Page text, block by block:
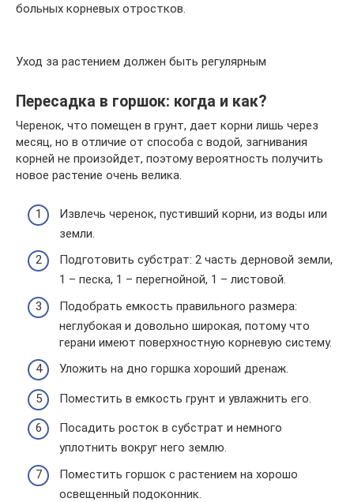
больных корневых отростков.
Уход за растением должен быть регулярным
Пересадка в горшок: когда и как?
Черенок, что помещен в грунт, дает корни лишь через
месяц, но в отличие от способа с водой, загнивания
корней не произойдет, поэтому вероятность получить
новое растение очень велика.
Извлечь черенок, пустивший корни, из воды или
земли.
Подготовить субстрат: 2 часть дерновой земли,
1 – песка, 1 – перегнойной, 1 – листовой.
Подобрать емкость правильного размера:
неглубокая и довольно широкая, потому что
герани имеют поверхностную корневую систему.
Уложить на дно горшка хороший дренаж.
Поместить в емкость грунт и увлажнить его.
Посадить росток в субстрат и немного
уплотнить вокруг него землю.
Поместить горшок с растением на хорошо
освещенный подоконник.